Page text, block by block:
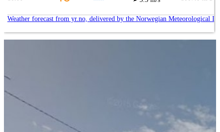
Weather forecast from yr.no, delivered by the Norwegian Meteorological